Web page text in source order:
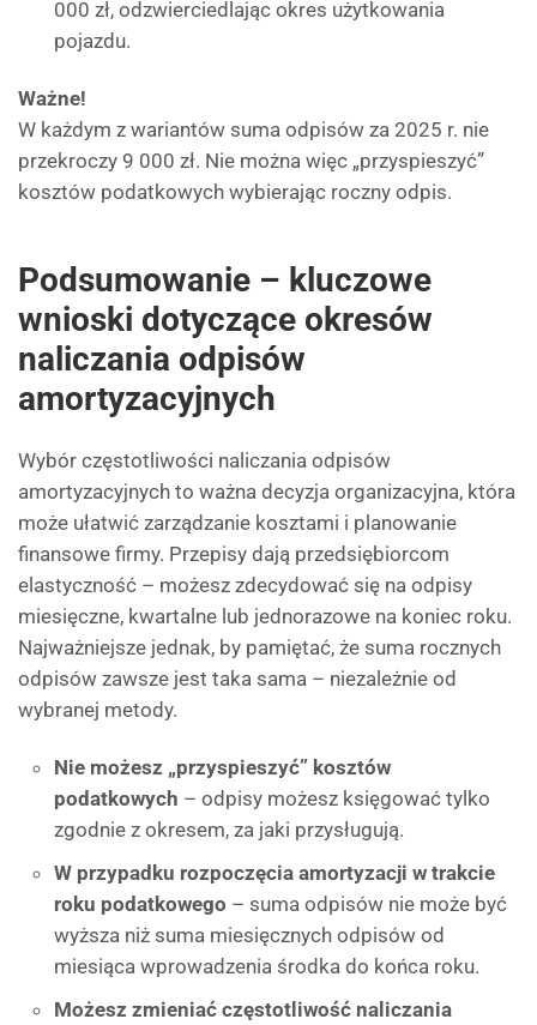
000 zł, odzwierciedlając okres użytkowania
pojazdu.
Ważne!
W każdym z wariantów suma odpisów za 2025 r. nie
przekroczy 9 000 zł. Nie można więc „przyspieszyć”
kosztów podatkowych wybierając roczny odpis.
Podsumowanie – kluczowe
wnioski dotyczące okresów
naliczania odpisów
amortyzacyjnych
Wybór częstotliwości naliczania odpisów
amortyzacyjnych to ważna decyzja organizacyjna, która
może ułatwić zarządzanie kosztami i planowanie
finansowe firmy. Przepisy dają przedsiębiorcom
elastyczność – możesz zdecydować się na odpisy
miesięczne, kwartalne lub jednorazowe na koniec roku.
Najważniejsze jednak, by pamiętać, że suma rocznych
odpisów zawsze jest taka sama – niezależnie od
wybranej metody.
Nie możesz „przyspieszyć” kosztów
podatkowych – odpisy możesz księgować tylko
zgodnie z okresem, za jaki przysługują.
W przypadku rozpoczęcia amortyzacji w trakcie
roku podatkowego – suma odpisów nie może być
wyższa niż suma miesięcznych odpisów od
miesiąca wprowadzenia środka do końca roku.
Możesz zmieniać częstotliwość naliczania